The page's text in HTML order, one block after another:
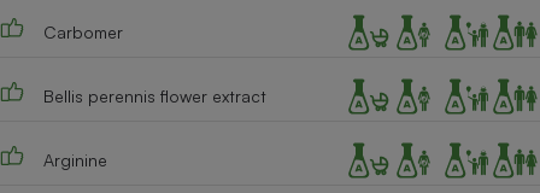
Carbomer
Bellis perennis flower extract
Arginine